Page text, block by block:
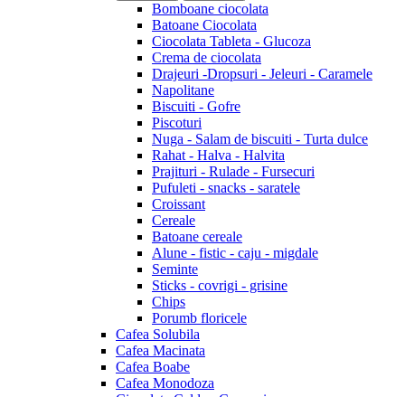
Bomboane ciocolata
Batoane Ciocolata
Ciocolata Tableta - Glucoza
Crema de ciocolata
Drajeuri -Dropsuri - Jeleuri - Caramele
Napolitane
Biscuiti - Gofre
Piscoturi
Nuga - Salam de biscuiti - Turta dulce
Rahat - Halva - Halvita
Prajituri - Rulade - Fursecuri
Pufuleti - snacks - saratele
Croissant
Cereale
Batoane cereale
Alune - fistic - caju - migdale
Seminte
Sticks - covrigi - grisine
Chips
Porumb floricele
Cafea Solubila
Cafea Macinata
Cafea Boabe
Cafea Monodoza